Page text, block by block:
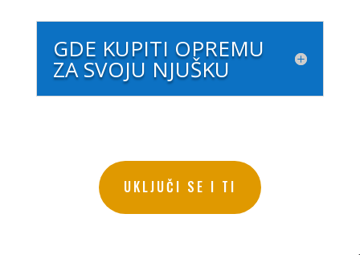
GDE KUPITI OPREMU
ZA SVOJU NJUŠKU
UKLJUČI SE I TI